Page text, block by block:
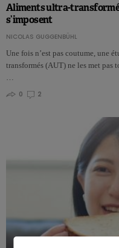
Aliments ultra-
s’imposent
NICOLAS GUGGENBÜHL
Une fois n’est pas coutume, une
transformés (AUT) ne les met pas
…
0
2